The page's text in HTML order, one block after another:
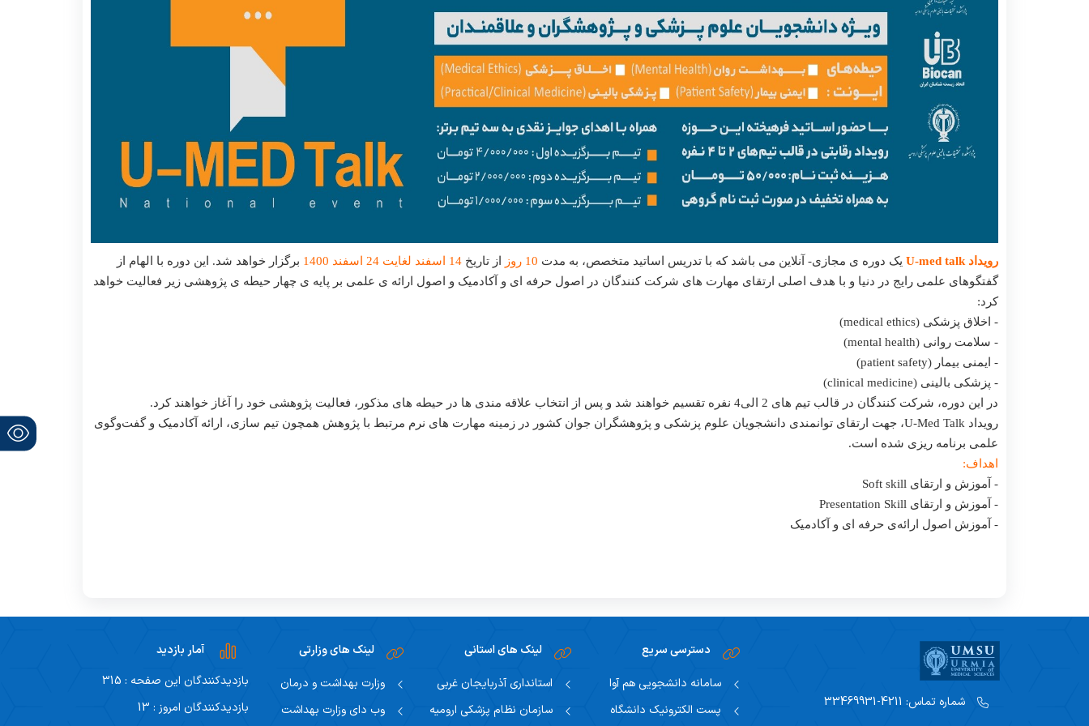
ژورنال کلاب
کارگاه های کمیته
حافظه
رویداد U-med talk یک دوره ی مجازی- آنلاین می باشد که با تدریس اساتید متخصص، به مدت از تاریخ 14 اسفند لغایت 24 اسفند 1400 برگزار خواهد شد. این دوره با الهام از
گفتگوهای علمی رایج در دنیا و با هدف اصلی ارتقای مهارت های شرکت کنندگان در اصول حرفه ای و آکادمیک و اصول ارائه ی علمی بر پایه ی چهار حیطه ی پژوهشی زیر فعالیت خواهد
کرد:
- اخلاق پزشکی (medical ethics)
- سلامت روانی (mental health)
- ایمنی بیمار (patient safety)
- پزشکی بالینی (clinical medicine)
در این دوره، شرکت کنندگان در قالب تیم های 2 الی4 نفره تقسیم خواهند شد و پس از انتخاب علاقه مندی ها در حیطه های مذکور، فعالیت پژوهشی خود را آغاز خواهند کرد.
رویداد U-Med Talk، جهت ارتقای توانمندی دانشجویان علوم پزشکی و پژوهشگران جوان کشور در زمینه مهارت های نرم مرتبط با پژوهش همچون تیم سازی، ارائه آکادمیک و گفت‌و‌گوی
علمی برنامه ریزی شده است.
اهداف:
- آموزش و ارتقای Soft skill
- آموزش و ارتقای Presentation Skill
- آموزش اصول ارائه‌ی حرفه ای و آکادمیک
شماره تماس:
دسترسی سریع
سامانه دانشجویی هم آوا
پست الکترونیک دانشگاه
لینک های استانی
استانداری آذربایجان غربی
سازمان نظام پزشکی ارومیه
لینک های وزارتی
وزارت بهداشت و درمان
وب دای وزارت بهداشت
آمار بازدید
بازدیدکنندگان این صفحه : 315
بازدیدکنندگان امروز : 13